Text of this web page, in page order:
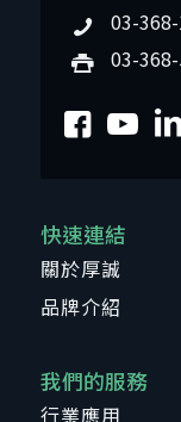
03-
03-
快速連結
關於厚誠
品牌介紹
我們的服務
行業應用